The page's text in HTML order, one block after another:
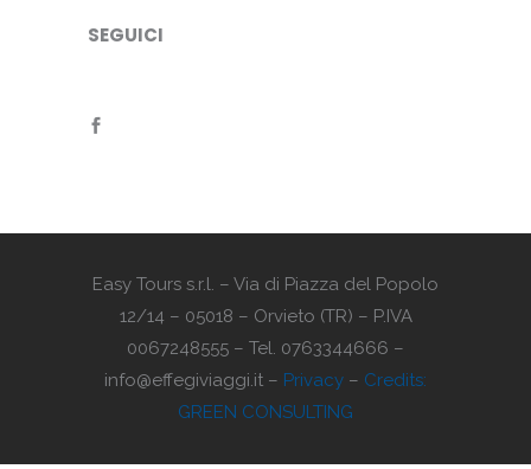
SEGUICI
Easy Tours s.r.l. – Via di Piazza del Popolo
12/14 – 05018 – Orvieto (TR) – P.IVA
0067248555 – Tel. 0763344666 –
info@effegiviaggi.it – Privacy – Credits:
GREEN CONSULTING